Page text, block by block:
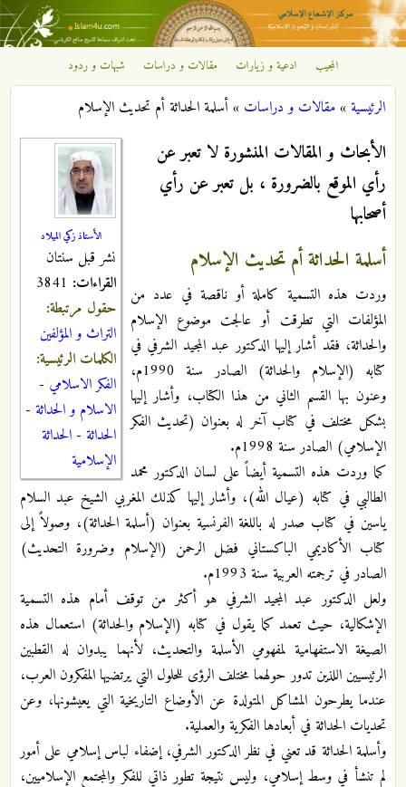
تجاوز إلى المحتوى الرئيسي
مركز
الإشعاع
الإسلامي
المجيب ادعية و زيارات مقالات و دراسات شبهات و ردود
أنت هنا
الرئيسية»مقالات و دراسات »أسلمة الحداثة أم تحديث الإسلام
الأستاذ زكي الميلاد
نشر قبل سنتان
القراءات:
حقول مرتبطة:
التراث و المؤلفين
الكلمات الرئيسية:
الفكر الاسلامي -
الاسلام و الحداثة -
الحداثة - الحداثة
الإسلامية
الأبحاث و المقالات المنشورة لا تعبر عن
رأي الموقع بالضرورة ، بل تعبر عن رأي
أصحابها
أسلمة الحداثة أم تحديث الإسلام
وردت هذه التسمية كاملة أو ناقصة في عدد من
المؤلفات التي تطرقت أو عالجت موضوع الإسلام
والحداثة، فقد أشار إليها الدكتور عبد المجيد الشرفي في
كتابه (الإسلام والحداثة) الصادر سنة 1990م،
وعنون بها القسم الثاني من هذا الكتاب، وأشار إليها
بشكل مختلف في كتاب آخر له بعنوان (تحديث الفكر
الإسلامي) الصادر سنة 1998م.
كما وردت هذه التسمية أيضاً على لسان الدكتور محمد
الطالبي في كتابه (عيال الله)، وأشار إليها كذلك المغربي الشيخ عبد السلام
ياسين في كتاب صدر له باللغة الفرنسية بعنوان (أسلمة الحداثة)، وصولاً إلى
كتاب الأكاديمي الباكستاني فضل الرحمن (الإسلام وضرورة التحديث)
الصادر في ترجمته العربية سنة 1993م.
ولعل الدكتور عبد المجيد الشرفي هو أكثر من توقف أمام هذه التسمية
الإشكالية، حيث تعمد كما يقول في كتابه (الإسلام والحداثة) استعمال هذه
الصيغة الاستفهامية لمفهومي الأسلمة والتحديث، لأنهما يبدوان له القطبين
الرئيسيين اللذين تدور حولهما مختلف الرؤى للحلول التي يرتضيها المفكرون العرب،
عندما يطرحون المشاكل المتولدة عن الأوضاع التاريخية التي يعيشونها، وعن
تحديات الحداثة في أبعادها الفكرية والعملية.
وأسلمة الحداثة قد تعني في نظر الدكتور الشرفي، إضفاء لباس إسلامي على أمور
لم تنشأ في وسط إسلامي، وليس نتيجة تطور ذاتي للفكر والمجتمع الإسلاميين،